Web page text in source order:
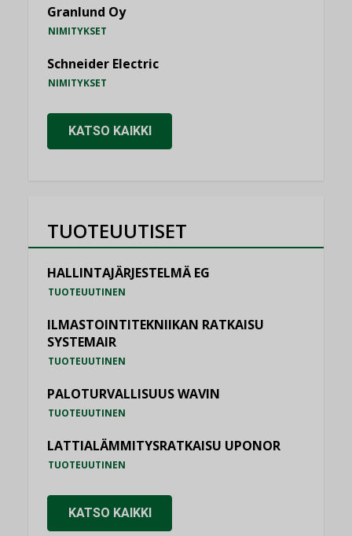
Granlund Oy
NIMITYKSET
Schneider Electric
NIMITYKSET
KATSO KAIKKI
TUOTEUUTISET
HALLINTAJÄRJESTELMÄ EG
TUOTEUUTINEN
ILMASTOINTITEKNIIKAN RATKAISU
SYSTEMAIR
TUOTEUUTINEN
PALOTURVALLISUUS WAVIN
TUOTEUUTINEN
LATTIALÄMMITYSRATKAISU UPONOR
TUOTEUUTINEN
KATSO KAIKKI